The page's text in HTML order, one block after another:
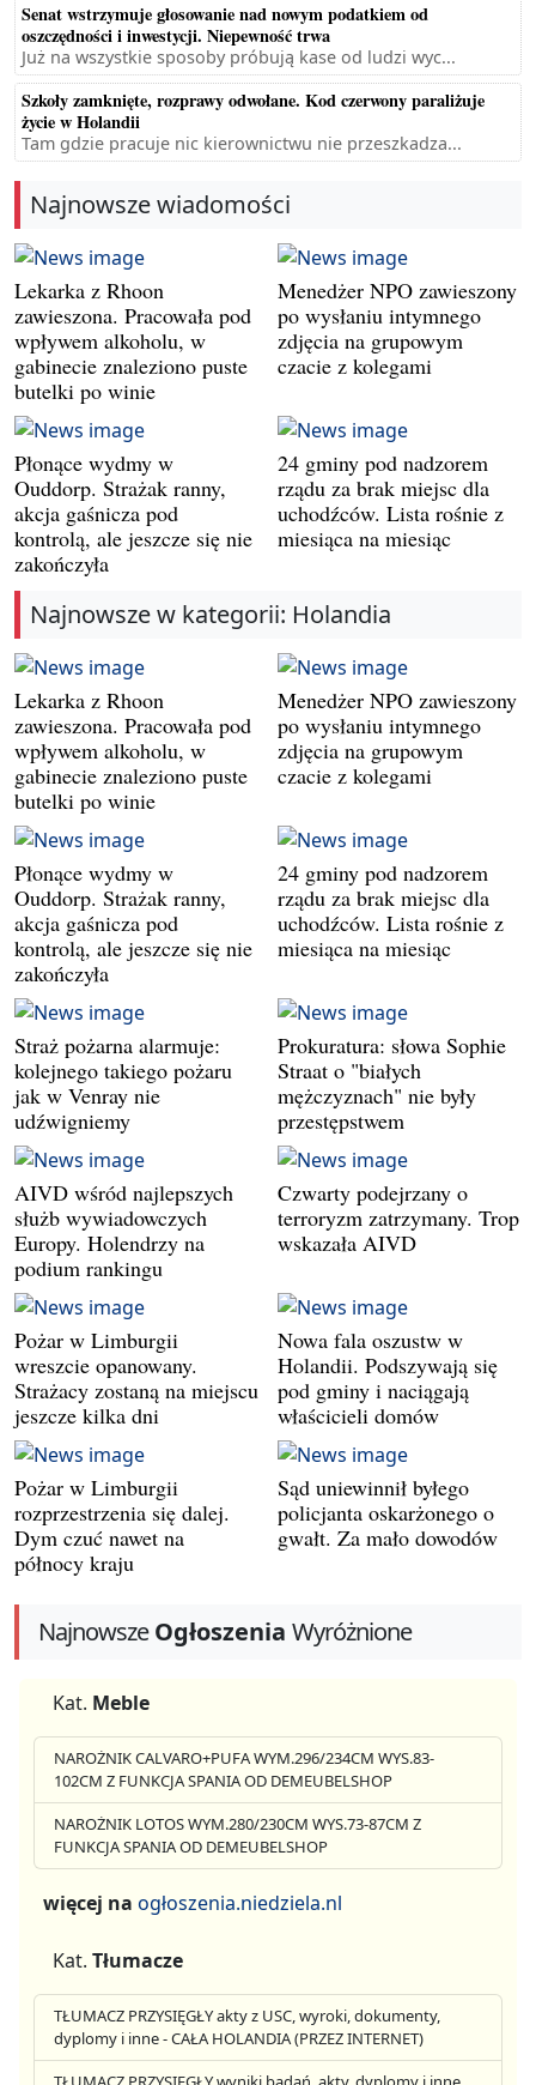
Senat wstrzymuje głosowanie nad nowym podatkiem od
oszczędności i inwestycji. Niepewność trwa
Już na wszystkie sposoby próbują kase od ludzi wyc...
Szkoły zamknięte, rozprawy odwołane. Kod czerwony paraliżuje
życie w Holandii
Tam gdzie pracuje nic kierownictwu nie przeszkadza...
Najnowsze wiadomości
Lekarka z Rhoon
zawieszona. Pracowała pod
wpływem alkoholu, w
gabinecie znaleziono puste
butelki po winie
Menedżer NPO zawieszony
po wysłaniu intymnego
zdjęcia na grupowym
czacie z kolegami
Płonące wydmy w
Ouddorp. Strażak ranny,
akcja gaśnicza pod
kontrolą, ale jeszcze się nie
zakończyła
24 gminy pod nadzorem
rządu za brak miejsc dla
uchodźców. Lista rośnie z
miesiąca na miesiąc
Najnowsze w kategorii: Holandia
Lekarka z Rhoon
zawieszona. Pracowała pod
wpływem alkoholu, w
gabinecie znaleziono puste
butelki po winie
Menedżer NPO zawieszony
po wysłaniu intymnego
zdjęcia na grupowym
czacie z kolegami
Płonące wydmy w
Ouddorp. Strażak ranny,
akcja gaśnicza pod
kontrolą, ale jeszcze się nie
zakończyła
24 gminy pod nadzorem
rządu za brak miejsc dla
uchodźców. Lista rośnie z
miesiąca na miesiąc
Straż pożarna alarmuje:
kolejnego takiego pożaru
jak w Venray nie
udźwigniemy
Prokuratura: słowa Sophie
Straat o "białych
mężczyznach" nie były
przestępstwem
AIVD wśród najlepszych
służb wywiadowczych
Europy. Holendrzy na
podium rankingu
Czwarty podejrzany o
terroryzm zatrzymany. Trop
wskazała AIVD
Pożar w Limburgii
wreszcie opanowany.
Strażacy zostaną na miejscu
jeszcze kilka dni
Nowa fala oszustw w
Holandii. Podszywają się
pod gminy i naciągają
właścicieli domów
Pożar w Limburgii
rozprzestrzenia się dalej.
Dym czuć nawet na
północy kraju
Sąd uniewinnił byłego
policjanta oskarżonego o
gwałt. Za mało dowodów
NajnowszeOgłoszenia Wyróżnione
Kat. Meble
NAROŻNIK CALVARO+PUFA WYM.296/234CM WYS.83-
102CM Z FUNKCJA SPANIA OD DEMEUBELSHOP
NAROŻNIK LOTOS WYM.280/230CM WYS.73-87CM Z
FUNKCJA SPANIA OD DEMEUBELSHOP
więcej na ogłoszenia.niedziela.nl
Kat. Tłumacze
TŁUMACZ PRZYSIĘGŁY akty z USC, wyroki, dokumenty,
dyplomy i inne - CAŁA HOLANDIA (PRZEZ INTERNET)